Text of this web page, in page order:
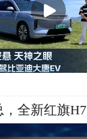
全新红旗H7